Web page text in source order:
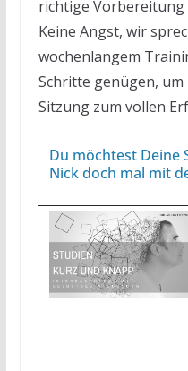
richtige Vorbereitung
Keine Angst, wir
wochenlangem
Schritte genügen,
Sitzung zum vollen
Du möchtest Deine
Nick doch mal mit